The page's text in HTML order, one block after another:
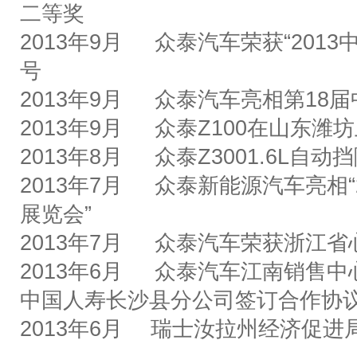
二等奖
2013年9月 众泰汽车荣获“2013
号
2013年9月 众泰汽车亮相第18
2013年9月 众泰Z100在山东潍
2013年8月 众泰Z3001.6L自动
2013年7月 众泰新能源汽车亮相
展览会”
2013年7月
众泰汽车荣获浙江
2013年6月
众泰汽车江南销售
中国人寿长沙县分公司签订合作协
2013年6月 瑞士汝拉州经济促进